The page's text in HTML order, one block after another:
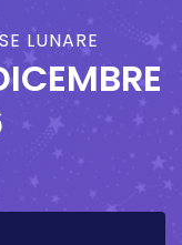
LUNARE